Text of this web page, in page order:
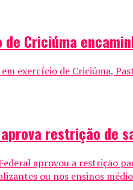
de Criciúma
exercício de Criciúma,
restrição de
aprovou a restrição
ou nos ensinos